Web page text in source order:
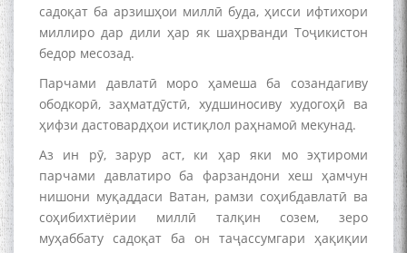
садоқат ба арзишҳои миллӣ буда, ҳисси ифтихори
миллиро дар дили ҳар як шаҳрванди Тоҷикистон
бедор месозад.
Парчами давлатӣ моро ҳамеша ба созандагиву
ободкорӣ, заҳматдӯстӣ, худшиносиву худогоҳӣ ва
ҳифзи дастовардҳои истиқлол раҳнамоӣ мекунад.
Аз ин рӯ, зарур аст, ки ҳар яки мо эҳтироми
парчами давлатиро ба фарзандони хеш ҳамчун
нишони муқаддаси Ватан, рамзи соҳибдавлатӣ ва
соҳибихтиёрии миллӣ талқин созем, зеро
муҳаббату садоқат ба он таҷассумгари ҳақиқии
of the name of the Persian
Gulf
Сайри Дарвоз бо Мӯъмин
Қаноат: Чанор ҳам "гап"